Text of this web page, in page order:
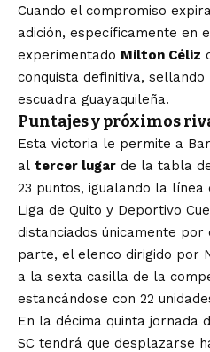
Cuando el compromiso
adición, específicamente en
experimentado Milton Céliz
conquista definitiva,
escuadra guayaquileña.
Puntajes y próximos
Esta victoria le permite a
al tercer lugar de la tabla
23 puntos, igualando la línea
Liga de Quito y Deportivo
distanciados únicamente
parte, el elenco dirigido por
a la sexta casilla de la
estancándose con 22
En la décima quinta jornada
SC tendrá que desplazarse